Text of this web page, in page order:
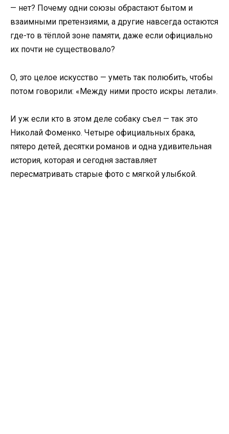
— нет? Почему одни союзы обрастают бытом и
взаимными претензиями, а другие навсегда остаются
где-то в тёплой зоне памяти, даже если официально
их почти не существовало?
О, это целое искусство — уметь так полюбить, чтобы
потом говорили: «Между ними просто искры летали».
И уж если кто в этом деле собаку съел — так это
Николай Фоменко. Четыре официальных брака,
пятеро детей, десятки романов и одна удивительная
история, которая и сегодня заставляет
пересматривать старые фото с мягкой улыбкой.